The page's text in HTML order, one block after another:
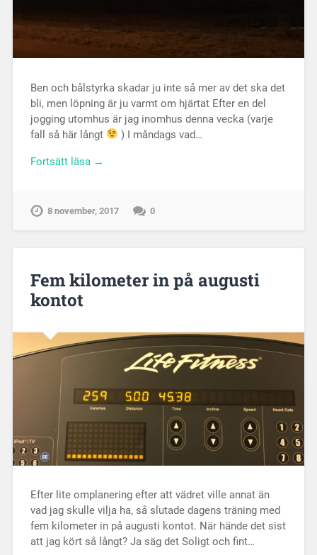
Ben och bålstyrka skadar ju inte så mer av det ska det
bli, men löpning är ju varmt om hjärtat Efter en del
jogging utomhus är jag inomhus denna vecka (varje
fall så här långt
) I måndags vad…
Fortsätt läsa →
8 november, 2017 0
Fem kilometer in på augusti
kontot
Efter lite omplanering efter att vädret ville annat än
vad jag skulle vilja ha, så slutade dagens träning med
fem kilometer in på augusti kontot. När hände det sist
att jag kört så långt? Ja säg det Soligt och fint…